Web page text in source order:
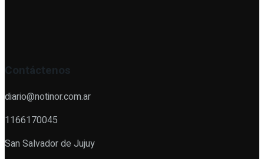
Contáctenos
diario@notinor.com.ar
1166170045
San Salvador de Jujuy